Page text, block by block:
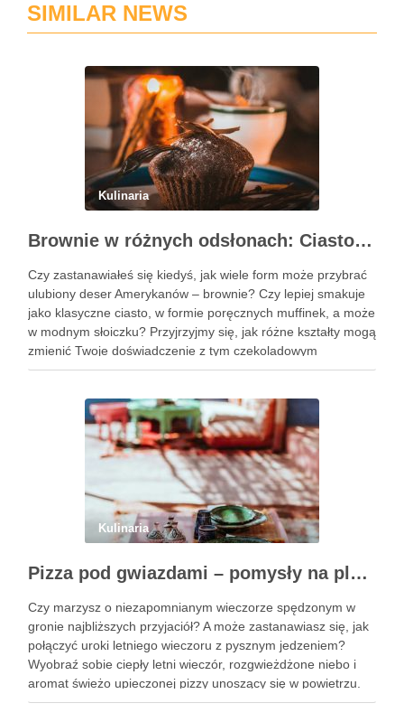
SIMILAR NEWS
Kulinaria
Brownie w różnych odsłonach: Ciasto, muffinki czy brownie w słoiczku?
Czy zastanawiałeś się kiedyś, jak wiele form może przybrać
ulubiony deser Amerykanów – brownie? Czy lepiej smakuje
jako klasyczne ciasto, w formie poręcznych muffinek, a może
w modnym słoiczku? Przyjrzyjmy się, jak różne kształty mogą
zmienić Twoje doświadczenie z tym czekoladowym
przysmakiem. Podobne wpisy Trzy pomysły na wykwintne
Kulinaria
Pizza pod gwiazdami – pomysły na plenerowy wieczór z przyjaciółmi
Czy marzysz o niezapomnianym wieczorze spędzonym w
gronie najbliższych przyjaciół? A może zastanawiasz się, jak
połączyć uroki letniego wieczoru z pysznym jedzeniem?
Wyobraź sobie ciepły letni wieczór, rozgwieżdżone niebo i
aromat świeżo upieczonej pizzy unoszący się w powietrzu.
Brzmi kusząco, prawda? W tym artykule pokażę Ci, jak